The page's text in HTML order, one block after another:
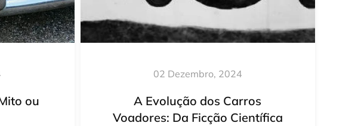
ou
02 Dezembro, 2024
A Evolução dos Carros
Voadores: Da Ficção Científica